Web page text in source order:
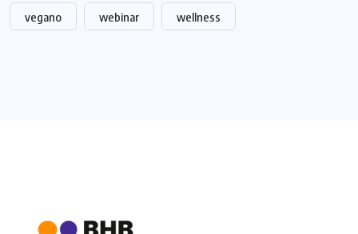
vegano webinar wellness